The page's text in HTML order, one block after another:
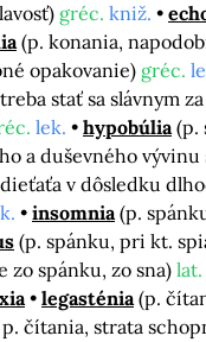
gréc. kniž.
(p. konania,
opakovanie) gréc.
stať sa slávnym
lek. hypobúlia (p.
a duševného
v dôsledku
insomnia (p.
(p. spánku, pri kt.
zo spánku, zo sna) lat.
legasténia (p.
p. čítania, strata